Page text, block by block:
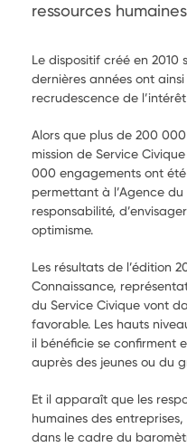
ressources humaines
Le dispositif créé en 2010
dernières années ont
recrudescence de
Alors que plus de 200
mission de Service
000 engagements ont été
permettant à l’Agence
responsabilité,
optimisme.
Les résultats de l’édition
Connaissance,
du Service Civique vont
favorable. Les hauts
il bénéficie se confirment
auprès des jeunes ou du
Et il apparaît que les
humaines des
dans le cadre du